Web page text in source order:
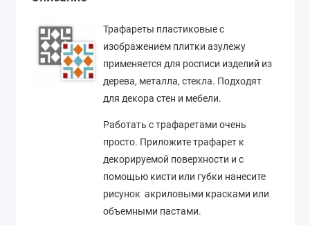
Трафареты пластиковые с
изображением плитки азулежу
применяется для росписи изделий из
дерева, металла, стекла. Подходят
для декора стен и мебели.
Работать с трафаретами очень
просто. Приложите трафарет к
декорируемой поверхности и с
помощью кисти или губки нанесите
рисунок акриловыми красками или
объемными пастами.